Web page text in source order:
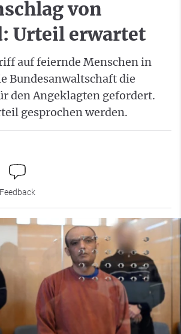
von
Urteil erwartet
auf feiernde Menschen in
Bundesanwaltschaft die
den Angeklagten gefordert.
gesprochen werden.
Feedback